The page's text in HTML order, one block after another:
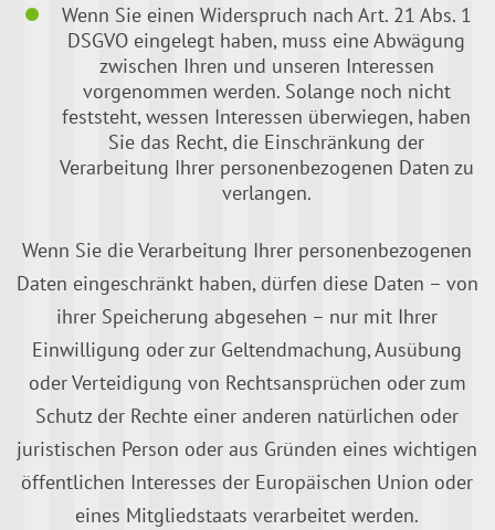
Wenn Sie einen Widerspruch nach Art. 21 Abs. 1
DSGVO eingelegt haben, muss eine Abwägung
zwischen Ihren und unseren Interessen
vorgenommen werden. Solange noch nicht
feststeht, wessen Interessen überwiegen, haben
Sie das Recht, die Einschränkung der
Verarbeitung Ihrer personenbezogenen Daten zu
verlangen.
Wenn Sie die Verarbeitung Ihrer personenbezogenen
Daten eingeschränkt haben, dürfen diese Daten – von
ihrer Speicherung abgesehen – nur mit Ihrer
Einwilligung oder zur Geltendmachung, Ausübung
oder Verteidigung von Rechtsansprüchen oder zum
Schutz der Rechte einer anderen natürlichen oder
juristischen Person oder aus Gründen eines wichtigen
öffentlichen Interesses der Europäischen Union oder
eines Mitgliedstaats verarbeitet werden.